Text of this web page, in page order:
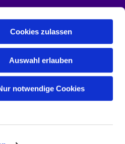
Cookies zulassen
Auswahl erlauben
notwendige Cookies